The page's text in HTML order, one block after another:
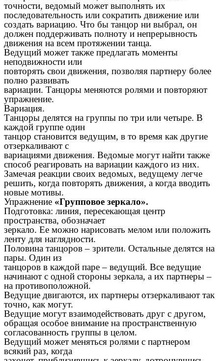
точности, ведомый может выполнять их
последовательность или сократить движение или
создать вариацию. Что бы танцор ни выбрал, он
должен поддерживать полноту и непрерывность
движения на всем протяжении танца.
Ведущий может также предлагать моменты
неподвижности или
повторять свои движения, позволяя партнеру более
полно развивать
вариации. Танцоры меняются ролями и повторяют
упражнение.
Вариация.
Танцоры делятся на группы по три или четыре. В
каждой группе один
танцор становится ведущим, в то время как другие
отзеркаливают с
вариациями движения. Ведомые могут найти также
способ реагировать на вариации каждого из них.
Замечая реакции своих ведомых, ведущему легче
решить, когда повторять движения, а когда вводить
новые мотивы.
Упражнение «Групповое зеркало».
Подготовка: линия, пересекающая центр
пространства, обозначает
зеркало. Ее можно нарисовать мелом или положить
ленту для наглядности.
Половина танцоров – зрители. Остальные делятся на
пары. Один из
танцоров в каждой паре – ведущий. Все ведущие
начинают с одной стороны зеркала, а их партнеры –
на противоположной.
Ведущие двигаются, их партнеры отзеркаливают так
точно, как могут.
Ведущие могут взаимодействовать друг с другом,
обращая особое внимание на пространственную
согласованность группы в целом.
Ведущий может меняться ролями с партнером
всякий раз, когда